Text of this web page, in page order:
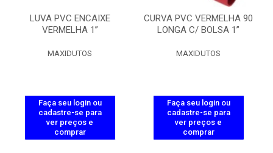
LUVA PVC ENCAIXE
VERMELHA 1”
MAXIDUTOS
Faça seu login ou
cadastre-se para
ver preços e
comprar
CURVA PVC VERMELHA 90
LONGA C/ BOLSA 1”
MAXIDUTOS
Faça seu login ou
cadastre-se para
ver preços e
comprar